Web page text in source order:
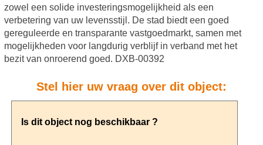
zowel een solide investeringsmogelijkheid als een
verbetering van uw levensstijl. De stad biedt een goed
gereguleerde en transparante vastgoedmarkt, samen met
mogelijkheden voor langdurig verblijf in verband met het
bezit van onroerend goed. DXB-00392
Stel hier uw vraag over dit object: